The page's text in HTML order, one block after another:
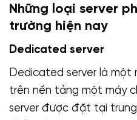
Những loại server
trường hiện nay
Dedicated server
Dedicated server là một
trên nền tảng một máy
server được đặt tại